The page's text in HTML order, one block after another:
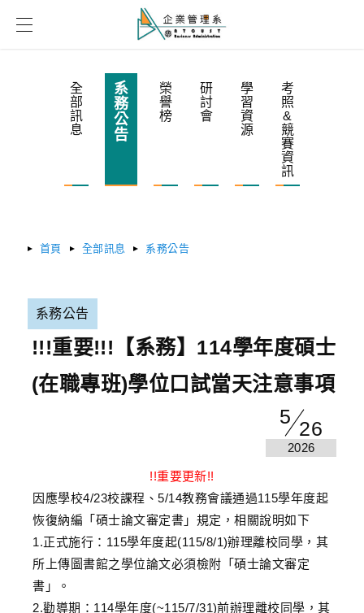
全
部
訊
息
系
務
公
告
榮
譽
榜
研
討
會
學
習
資
源
考
照
&
競
賽
資
訊
首頁 全部訊息 系務公告
系務公告
!!!重要!!!【系務】114學年度碩士
(在職專班)學位口試當天注意事項
2026
5
26
!!重要更新!!
因應學校4/23校課程、5/14教務會議通過115學年度起
恢復納編「碩士論文審定書」規定，相關說明如下
1.正式施行：115學年度起(115/8/1)辦理離校同學，其
所上傳圖書館之學位論文必須檢附「碩士論文審定
書」。
2.勸導期：114學年度(~115/7/31)前辦理離校同學，其